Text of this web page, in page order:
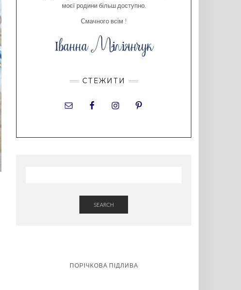
моєї родини більш доступно.
Смачного всім !
СТЕЖИТИ
SEARCH
ПОРІЧКОВА ПІДЛИВА